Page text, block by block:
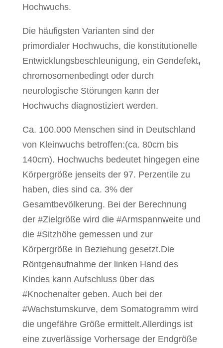
Hochwuchs.
Die häufigsten Varianten sind der
primordialer Hochwuchs, die konstitutionelle
Entwicklungsbeschleunigung, ein Gendefekt,
chromosomenbedingt oder durch
neurologische Störungen kann der
Hochwuchs diagnostiziert werden.
Ca. 100.000 Menschen sind in Deutschland
von Kleinwuchs betroffen:(ca. 80cm bis
140cm). Hochwuchs bedeutet hingegen eine
Körpergröße jenseits der 97. Perzentile zu
haben, dies sind ca. 3% der
Gesamtbevölkerung. Bei der Berechnung
der #Zielgröße wird die #Armspannweite und
die #Sitzhöhe gemessen und zur
Körpergröße in Beziehung gesetzt.Die
Röntgenaufnahme der linken Hand des
Kindes kann Aufschluss über das
#Knochenalter geben. Auch bei der
#Wachstumskurve, dem Somatogramm wird
die ungefähre Größe ermittelt.Allerdings ist
eine zuverlässige Vorhersage der Endgröße